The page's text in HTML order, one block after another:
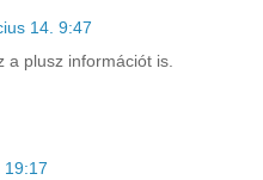
14. 9:47
a plusz információt is.
19:17